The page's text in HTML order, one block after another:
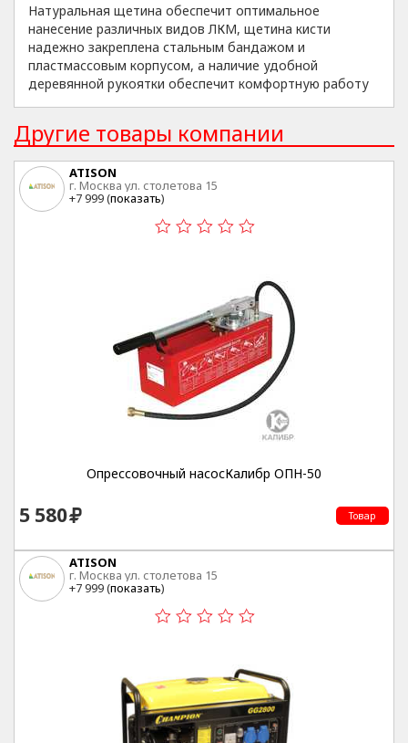
Натуральная щетина обеспечит оптимальное
нанесение различных видов ЛКМ, щетина кисти
надежно закреплена стальным бандажом и
пластмассовым корпусом, а наличие удобной
деревянной рукоятки обеспечит комфортную работу
Другие товары компании
ATISON
г. Москва ул. столетова 15
+7 999 (показать)
Опрессовочный насосКалибр ОПН-50
5 580 Товар
ATISON
г. Москва ул. столетова 15
+7 999 (показать)